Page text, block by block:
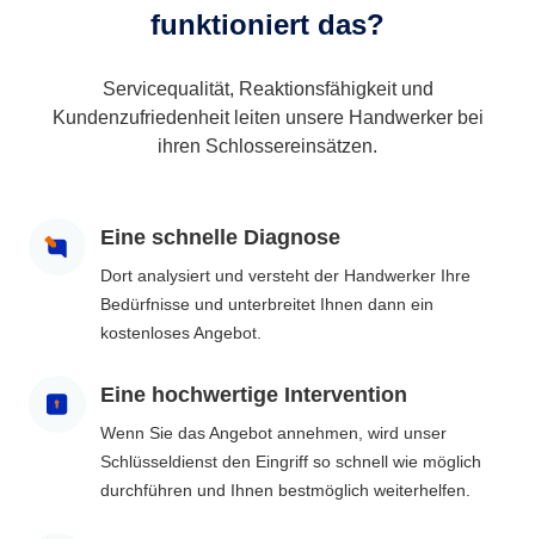
funktioniert das?
Servicequalität, Reaktionsfähigkeit und
Kundenzufriedenheit leiten unsere Handwerker bei
ihren Schlossereinsätzen.
Eine schnelle Diagnose
Dort analysiert und versteht der Handwerker Ihre
Bedürfnisse und unterbreitet Ihnen dann ein
kostenloses Angebot.
Eine hochwertige Intervention
Wenn Sie das Angebot annehmen, wird unser
Schlüsseldienst den Eingriff so schnell wie möglich
durchführen und Ihnen bestmöglich weiterhelfen.